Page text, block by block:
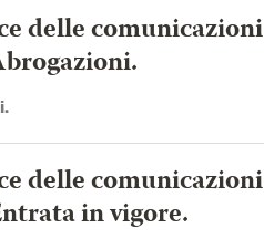
Diritti
Codice dei beni culturali e
paesaggio
Codice delle pari
Codice della protezione
delle comunicazioni
.
delle comunicazioni
in vigore.